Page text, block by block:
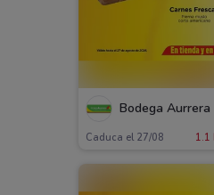
Bodega Aurrera
Caduca el 27/08 1.1